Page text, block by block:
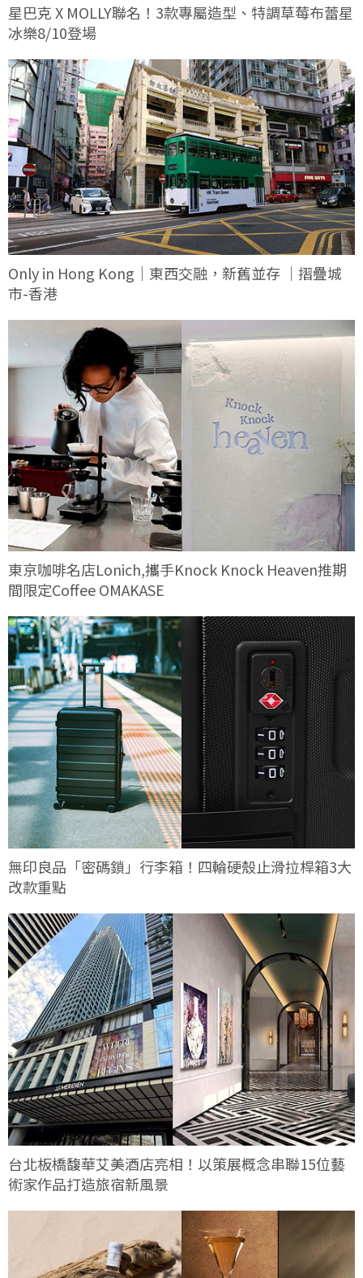
星巴克 X MOLLY聯名！3款專屬造型、特調草莓布蕾星
冰樂8/10登場
Only in Hong Kong｜東西交融，新舊並存 ｜摺疊城
市-香港
東京咖啡名店Lonich,攜手Knock Knock Heaven推期
間限定Coffee OMAKASE
無印良品「密碼鎖」行李箱！四輪硬殼止滑拉桿箱3大
改款重點
台北板橋馥華艾美酒店亮相！以策展概念串聯15位藝
術家作品打造旅宿新風景